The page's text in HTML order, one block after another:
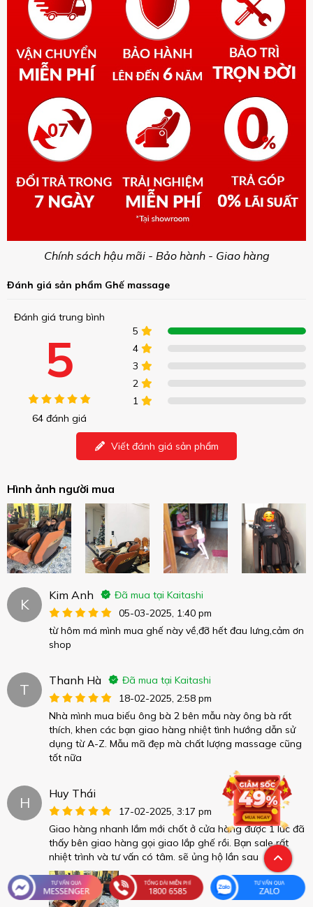
Chính sách hậu mãi - Bảo hành - Giao hàng
Đánh giá sản phẩm Ghế massage
Đánh giá trung bình
5
64 đánh giá
5
4
3
2
1
Viết đánh giá sản phẩm
Hình ảnh người mua
K
Kim Anh
Đã mua tại Kaitashi
05-03-2025, 1:40 pm
từ hôm má mình mua ghế này về,đỡ hết đau lưng,cảm ơn
shop
T
Thanh Hà
Đã mua tại Kaitashi
18-02-2025, 2:58 pm
Nhà mình mua biếu ông bà 2 bên mẫu này ông bà rất
thích, khen các bạn giao hàng nhiệt tình hướng dẫn sử
dụng từ A-Z. Mẫu mã đẹp mà chất lượng massage cũng
tốt nữa
H
Huy Thái
17-02-2025, 3:17 pm
Giao hàng nhanh lắm mới chốt ở cửa hàng được 1 lúc đã
thấy bên giao hàng gọi giao lắp ghế rồi. Bạn sale rất
nhiệt trình và tư vấn có tâm. sẽ ủng hộ lần sau